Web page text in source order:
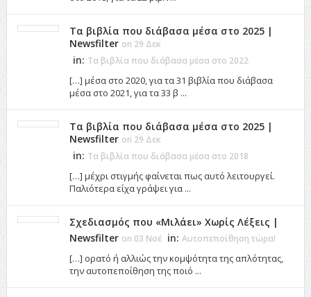
Τα βιβλία που διάβασα μέσα στο 2025 |
Newsfilter on 29 Δεκ
in: Τα βιβλία που διάβασα μέσα στο 2022
[…] μέσα στο 2020, για τα 31 βιβλία που διάβασα
μέσα στο 2021, για τα 33 β ...
Τα βιβλία που διάβασα μέσα στο 2025 |
Newsfilter on 29 Δεκ
in: Τα βιβλία που διάβασα μέσα στο 2018
[…] μέχρι στιγμής φαίνεται πως αυτό λειτουργεί.
Παλιότερα είχα γράψει για ...
Σχεδιασμός που «Μιλάει» Χωρίς Λέξεις |
Newsfilter on 03 Νοέ in: Αυτοπεποίθηση τώρα!
[…] ορατό ή αλλιώς την κομψότητα της απλότητας,
την αυτοπεποίθηση της ποιό ...